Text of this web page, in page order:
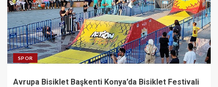
SPOR
Avrupa Bisiklet Başkenti Konya’da Bisiklet Festivali